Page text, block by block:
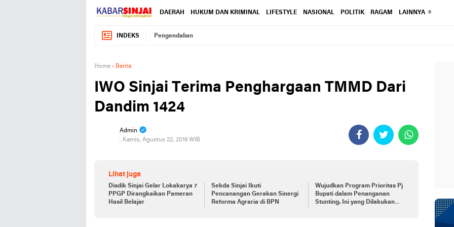
DAERAH HUKUM DAN KRIMINAL LIFESTYLE NASIONAL POLITIK RAGAM LAINNYA
INDEKS Pengendalian
Home › Berita
IWO Sinjai Terima Penghargaan TMMD Dari
Dandim 1424
Admin
, Kamis, Agustus 22, 2019 WIB
Lihat juga
Disdik Sinjai Gelar Lokakarya 7
PPGP Dirangkaikan Pameran
Hasil Belajar
Sekda Sinjai Ikuti
Pencanangan Gerakan Sinergi
Reforma Agraria di BPN
Wujudkan Program Prioritas Pj
Bupati dalam Penanganan
Stunting, Ini yang Dilakukan